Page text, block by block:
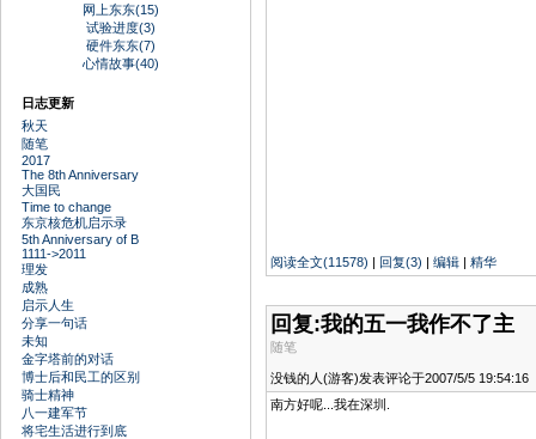
网上东东(15)
试验进度(3)
硬件东东(7)
心情故事(40)
日志更新
秋天
随笔
2017
The 8th Anniversary
大国民
Time to change
东京核危机启示录
5th Anniversary of B
1111->2011
理发
成熟
启示人生
分享一句话
未知
金字塔前的对话
博士后和民工的区别
骑士精神
八一建军节
将宅生活进行到底
阅读全文(11578) | 回复(3) | 编辑 | 精华
回复:我的五一我作不了主
随笔
没钱的人(游客)发表评论于2007/5/5 19:54:16
南方好呢...我在深圳.